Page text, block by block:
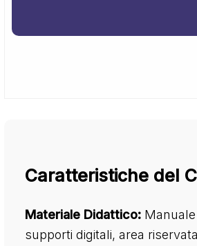
Caratteristiche del
Materiale Didattico:
supporti digitali, area